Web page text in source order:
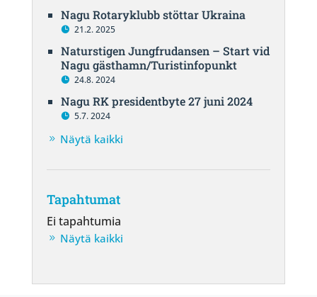
Nagu Rotaryklubb stöttar Ukraina
21.2. 2025
Naturstigen Jungfrudansen – Start vid
Nagu gästhamn/Turistinfopunkt
24.8. 2024
Nagu RK presidentbyte 27 juni 2024
5.7. 2024
Näytä kaikki
Tapahtumat
Ei tapahtumia
Näytä kaikki